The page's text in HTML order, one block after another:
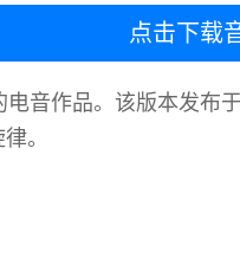
点击下载
电音作品。该版本发
。